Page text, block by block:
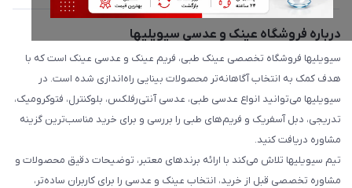
درباره فروشگاه عینک و عدسی سیویلیها
سیویلیها فروشگاه تخصصی عینک طبی، فریم عینک و عدسی عینک است که با
هدف کمک به انتخاب آگاهانه‌تر محصولات بینایی راه‌اندازی شده است. در
سیویلیها می‌توانید انواع عدسی طبی، عدسی آنتی‌رفلکس، بلوکنترل، فتوکرومیک،
تدریجی، دبل آسفریک و فریم‌های طبی را بررسی و برای خرید مناسب‌ترین گزینه
مشاوره دریافت کنید.
تیم سیویلیها تلاش می‌کند با ارائه برندهای معتبر، توضیحات دقیق محصولات و
مشاوره تخصصی قبل از خرید، انتخاب عینک و عدسی را برای کاربران ساده‌تر،